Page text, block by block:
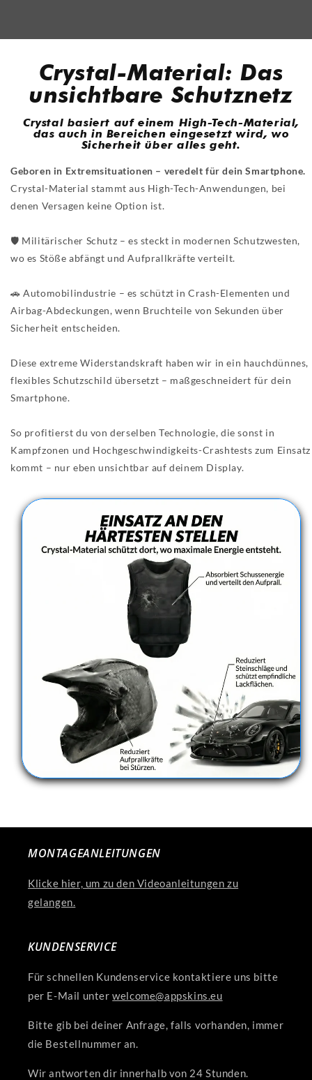
Crystal-Material: Das
unsichtbare Schutznetz
Crystal basiert auf einem High-Tech-Material,
das auch in Bereichen eingesetzt wird, wo
Sicherheit über alles geht.
Geboren in Extremsituationen – veredelt für dein Smartphone.
Crystal-Material stammt aus High-Tech-Anwendungen, bei
denen Versagen keine Option ist.
🛡️ Militärischer Schutz – es steckt in modernen Schutzwesten,
wo es Stöße abfängt und Aufprallkräfte verteilt.
🚗 Automobilindustrie – es schützt in Crash-Elementen und
Airbag-Abdeckungen, wenn Bruchteile von Sekunden über
Sicherheit entscheiden.
Diese extreme Widerstandskraft haben wir in ein hauchdünnes,
flexibles Schutzschild übersetzt – maßgeschneidert für dein
Smartphone.
So profitierst du von derselben Technologie, die sonst in
Kampfzonen und Hochgeschwindigkeits-Crashtests zum Einsatz
kommt – nur eben unsichtbar auf deinem Display.
MONTAGEANLEITUNGEN
Klicke hier, um zu den Videoanleitungen zu
gelangen.
KUNDENSERVICE
Für schnellen Kundenservice kontaktiere uns bitte
per E-Mail unterwelcome@appskins.eu
Bitte gib bei deiner Anfrage, falls vorhanden, immer
die Bestellnummer an.
Wir antworten dir innerhalb von 24 Stunden.